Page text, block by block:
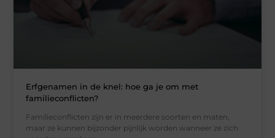
Erfgenamen in de knel: hoe ga je om met
familieconflicten?
Familieconflicten zijn er in meerdere soorten en maten,
maar ze kunnen bijzonder pijnlijk worden wanneer ze zich